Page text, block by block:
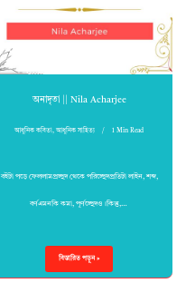
অনাদৃতা || Nila Acharjee
আধুনিক কবিতা,আধুনিক সাহিত্য 1 Min Read
বইটা পড়ে ফেললামপ্রচ্ছদ থেকে পরিচ্ছেদপ্রতিটা লাইন, শব্দ,
বর্ণএমনকি কমা, পূর্ণচ্ছেদও।কিন্তু,…
বিস্তারিত পড়ুন »